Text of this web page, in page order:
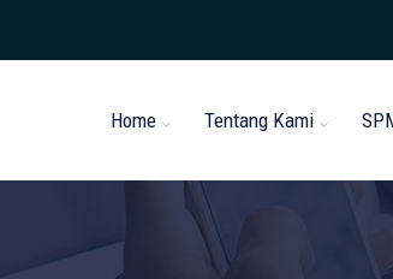
Home Tentang Kami